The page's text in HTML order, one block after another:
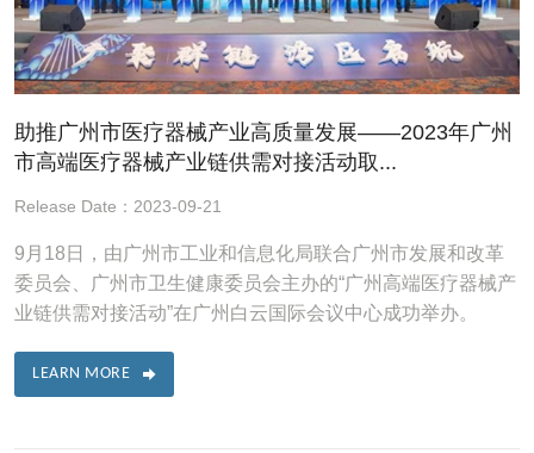
助推广州市医疗器械产业高质量发展——2023年广州
市高端医疗器械产业链供需对接活动取...
Release Date：2023-09-21
9月18日，由广州市工业和信息化局联合广州市发展和改革
委员会、广州市卫生健康委员会主办的“广州高端医疗器械产
业链供需对接活动”在广州白云国际会议中心成功举办。
LEARN MORE